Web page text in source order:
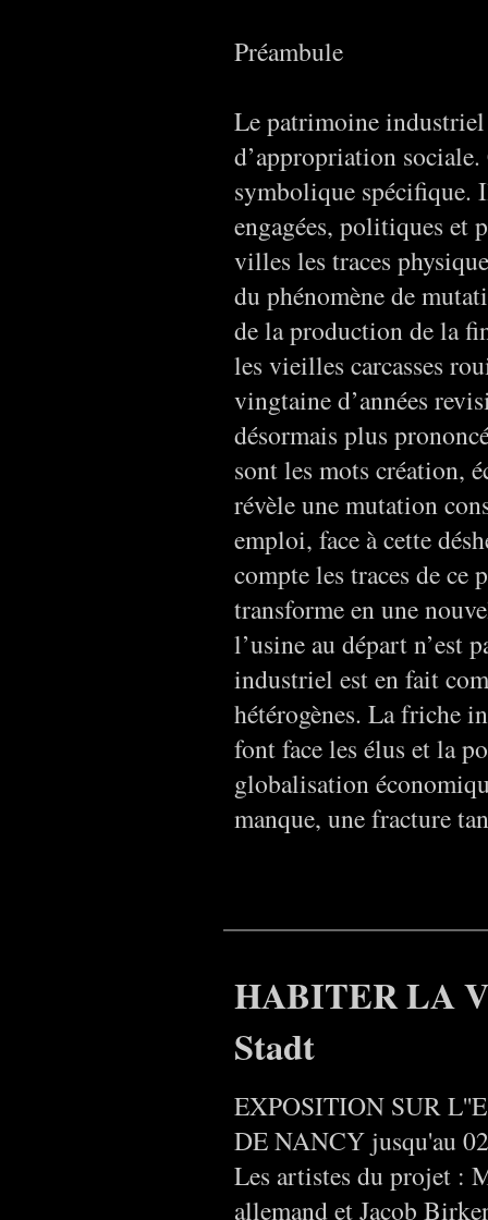
Préambule
Le patrimoine
d’appropriation
symbolique spécifique.
engagées, politiques et
villes les traces
du phénomène de
de la production de la
les vieilles carcasses
vingtaine d’années
désormais plus
sont les mots création,
révèle une mutation
emploi, face à cette
compte les traces de ce
transforme en une
l’usine au départ n’est
industriel est en fait
hétérogènes. La friche
font face les élus et la
globalisation
manque, une fracture
HABITER LA
Stadt
EXPOSITION SUR
DE NANCY jusqu'au
Les artistes du projet :
allemand et Jacob